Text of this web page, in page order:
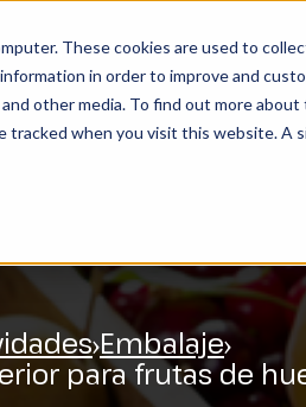
These cookies are used to
in order to improve and
other media. To find out more about
tracked when you visit this website. A
ACTIVIDADES
BUSCAR
Embalaje
para frutas de